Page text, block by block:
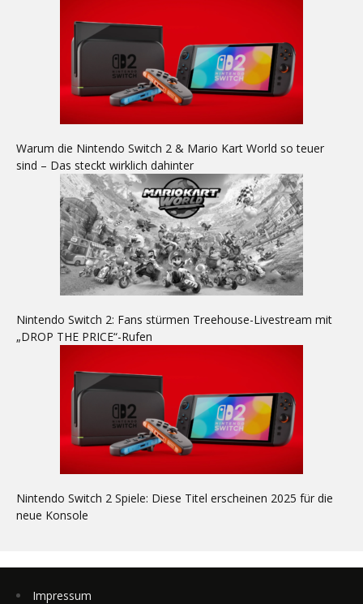
Warum die Nintendo Switch 2 & Mario Kart World so teuer
sind – Das steckt wirklich dahinter
Nintendo Switch 2: Fans stürmen Treehouse-Livestream mit
„DROP THE PRICE“-Rufen
Nintendo Switch 2 Spiele: Diese Titel erscheinen 2025 für die
neue Konsole
Impressum